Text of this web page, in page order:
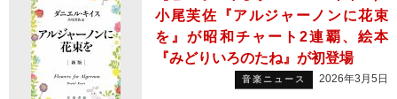
小尾芙佐『アルジャーノンに花束
を』が昭和チャート2連覇、絵本
『みどりいろのたね』が初登場
音楽ニュース 2026年3月5日